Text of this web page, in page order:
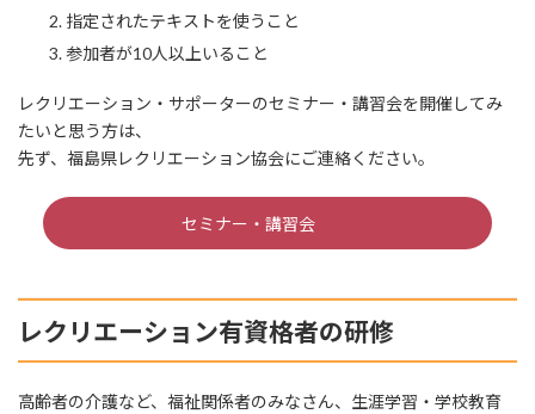
指定されたテキストを使うこと
参加者が10人以上いること
レクリエーション・サポーターのセミナー・講習会を開催してみ
たいと思う方は、
先ず、福島県レクリエーション協会にご連絡ください。
セミナー・講習会
レクリエーション有資格者の研修
高齢者の介護など、福祉関係者のみなさん、生涯学習・学校教育